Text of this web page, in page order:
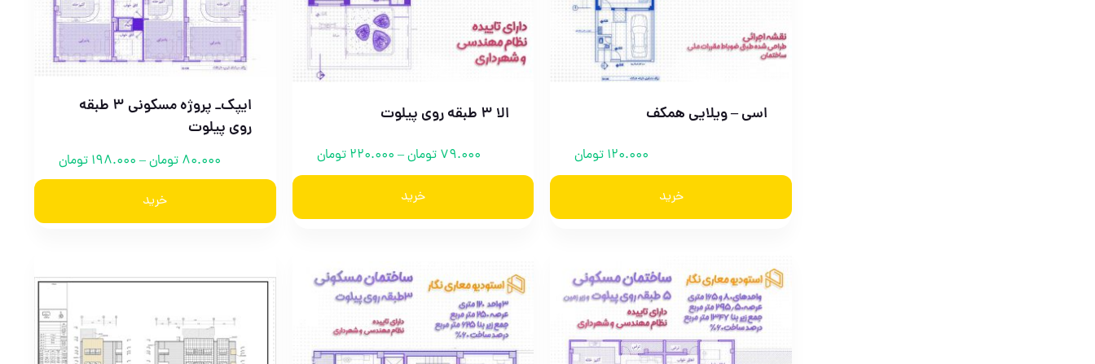
اسی – ویلایی همکف
120.000 تومان
خرید
الا 3 طبقه روی پیلوت
79.000 تومان–
220.000 تومان
خرید
ایپک_ پروژه مسکونی 3 طبقه
روی پیلوت
80.000 تومان–
198.000 تومان
خرید